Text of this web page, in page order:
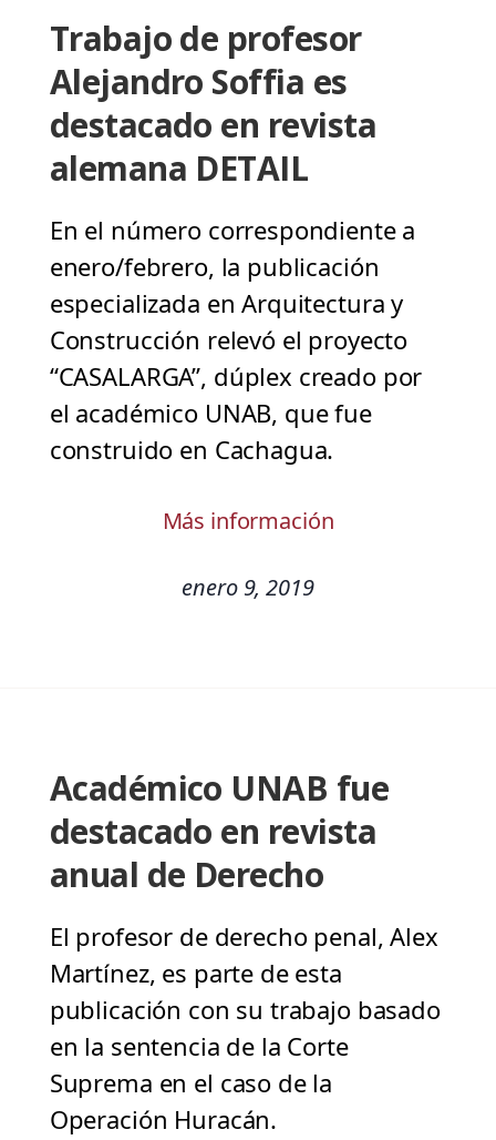
Trabajo de profesor
Alejandro Soffia es
destacado en revista
alemana DETAIL
En el número correspondiente a
enero/febrero, la publicación
especializada en Arquitectura y
Construcción relevó el proyecto
“CASALARGA”, dúplex creado por
el académico UNAB, que fue
construido en Cachagua.
Más información
enero 9, 2019
Académico UNAB fue
destacado en revista
anual de Derecho
El profesor de derecho penal, Alex
Martínez, es parte de esta
publicación con su trabajo basado
en la sentencia de la Corte
Suprema en el caso de la
Operación Huracán.